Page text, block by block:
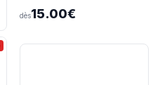
dès15.00€